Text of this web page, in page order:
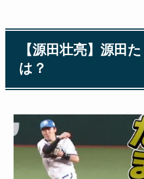
【源田壮亮】源田
は？